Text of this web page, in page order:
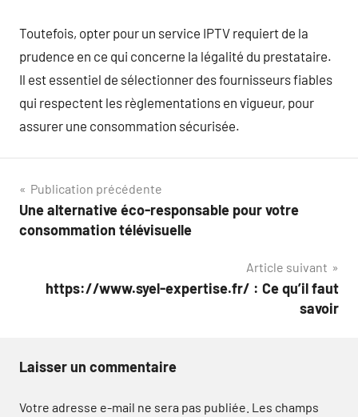
Toutefois, opter pour un service IPTV requiert de la
prudence en ce qui concerne la légalité du prestataire.
Il est essentiel de sélectionner des fournisseurs fiables
qui respectent les règlementations en vigueur, pour
assurer une consommation sécurisée.
Navigation
de
Publication précédente
Une alternative éco-responsable pour votre
consommation télévisuelle
Article suivant
https://www.syel-expertise.fr/ : Ce qu’il faut
savoir
Laisser un commentaire
Votre adresse e-mail ne sera pas publiée. Les champs